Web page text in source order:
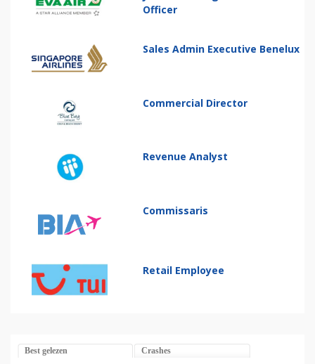
Officer
Sales Admin Executive Benelux
Commercial Director
Revenue Analyst
Commissaris
Retail Employee
Best gelezen Crashes